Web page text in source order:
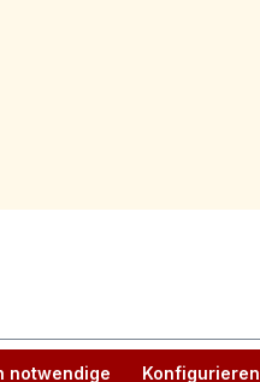
notwendige Konfigurieren